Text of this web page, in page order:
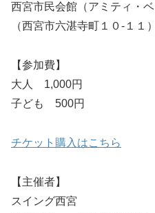
西宮市民会館（アミティ・
（西宮市六湛寺町１０-１１）
【参加費】
大人 1,000円
子ども 500円
チケット購入はこちら
【主催者】
スイング西宮